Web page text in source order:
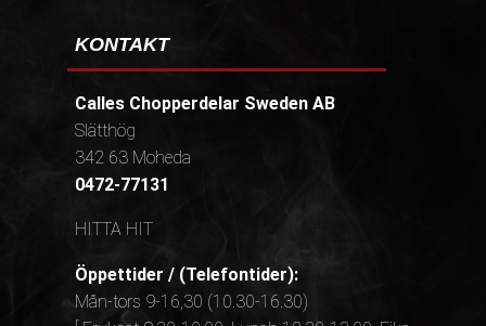
KONTAKT
Calles Chopperdelar Sweden AB
Slätthög
342 63 Moheda
0472-77131
HITTA HIT
Öppettider / (Telefontider):
Mån-tors 9-16,30 (10.30-16.30)